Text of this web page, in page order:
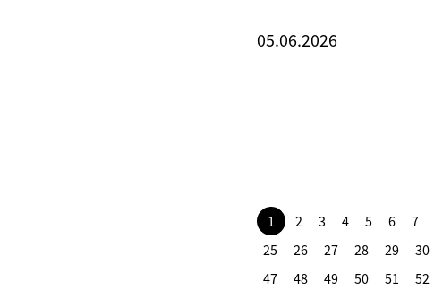
05.06.2026
1 2 3 4 5 6 7
25
26 27 28 29 30
47
48 49 50 51 52